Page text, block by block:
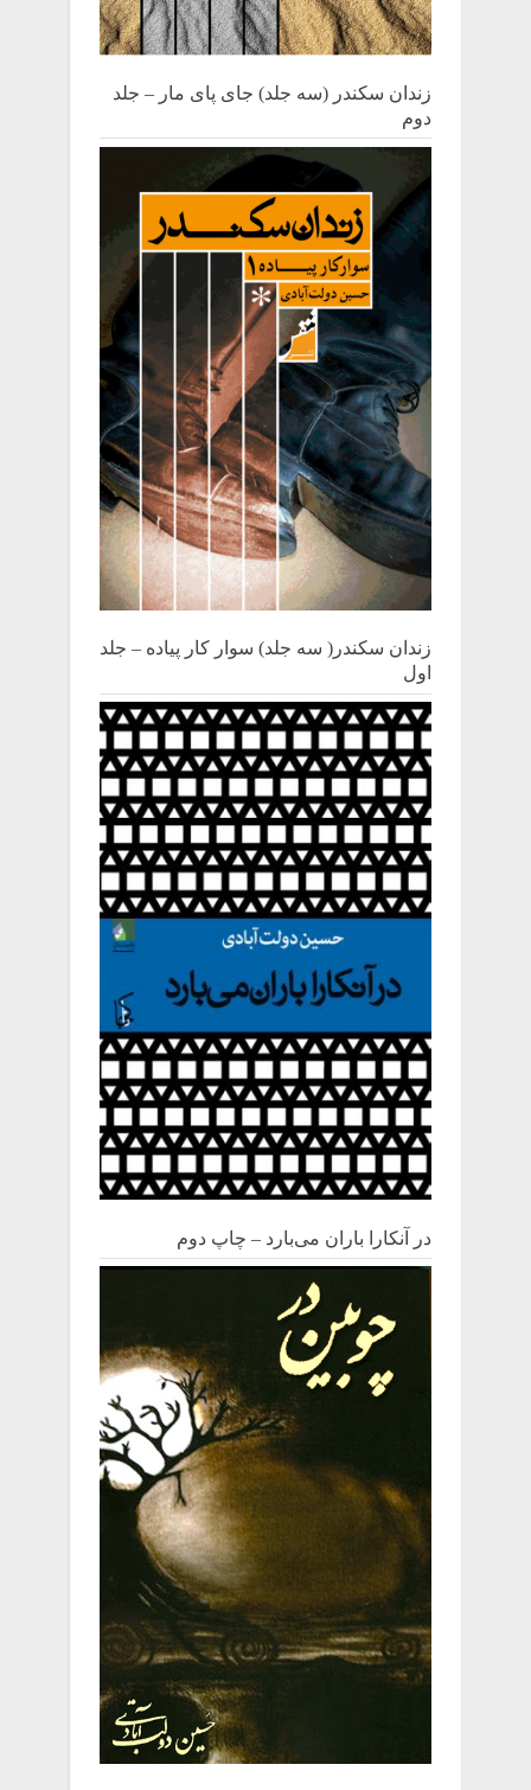
زندان سکندر (سه جلد) جای پای مار – جلد
دوم
زندان سکندر( سه جلد) سوار کار پیاده – جلد
اول
در آنکارا باران می‌بارد – چاپ دوم